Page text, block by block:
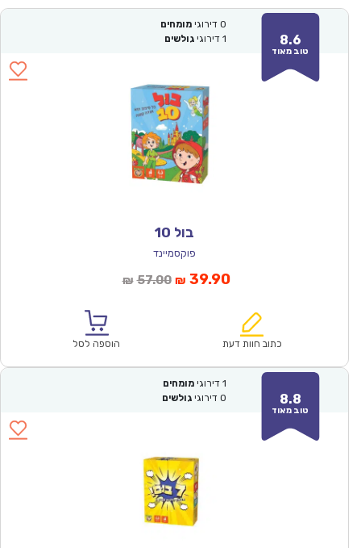
8.6
טוב מאוד
0 דירוגי מומחים
1 דירוגי גולשים
בול 10
פוקסמיינד
₪ 57.00המחיר
₪57.00.
₪ 39.90המחיר
הוא:
כתוב חוות דעת הוספה לסל
8.8
טוב מאוד
1 דירוגי מומחים
0 דירוגי גולשים